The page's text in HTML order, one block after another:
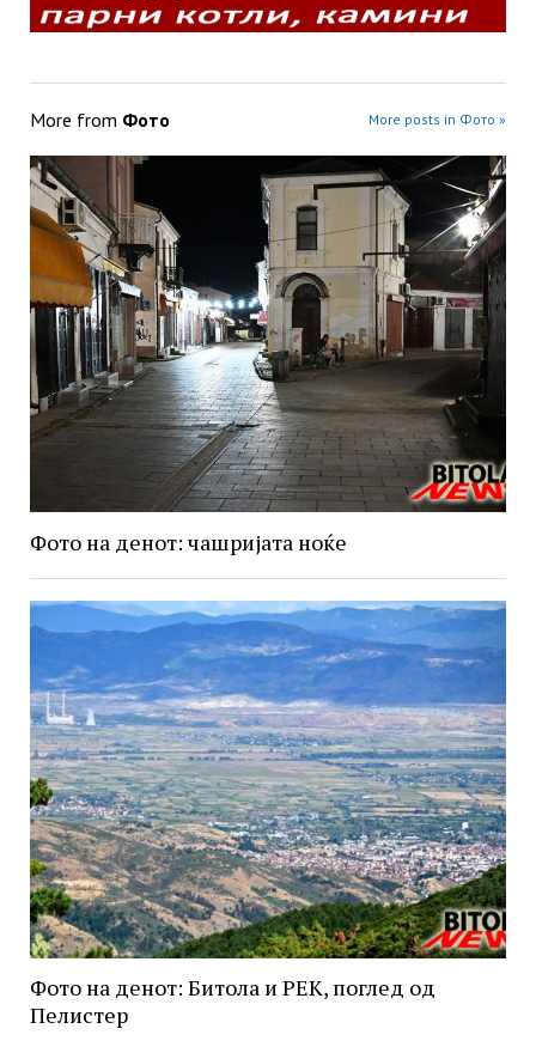
More from Фото More posts in Фото »
Фото на денот: чашријата ноќе
Фото на денот: Битола и РЕК, поглед од
Пелистер